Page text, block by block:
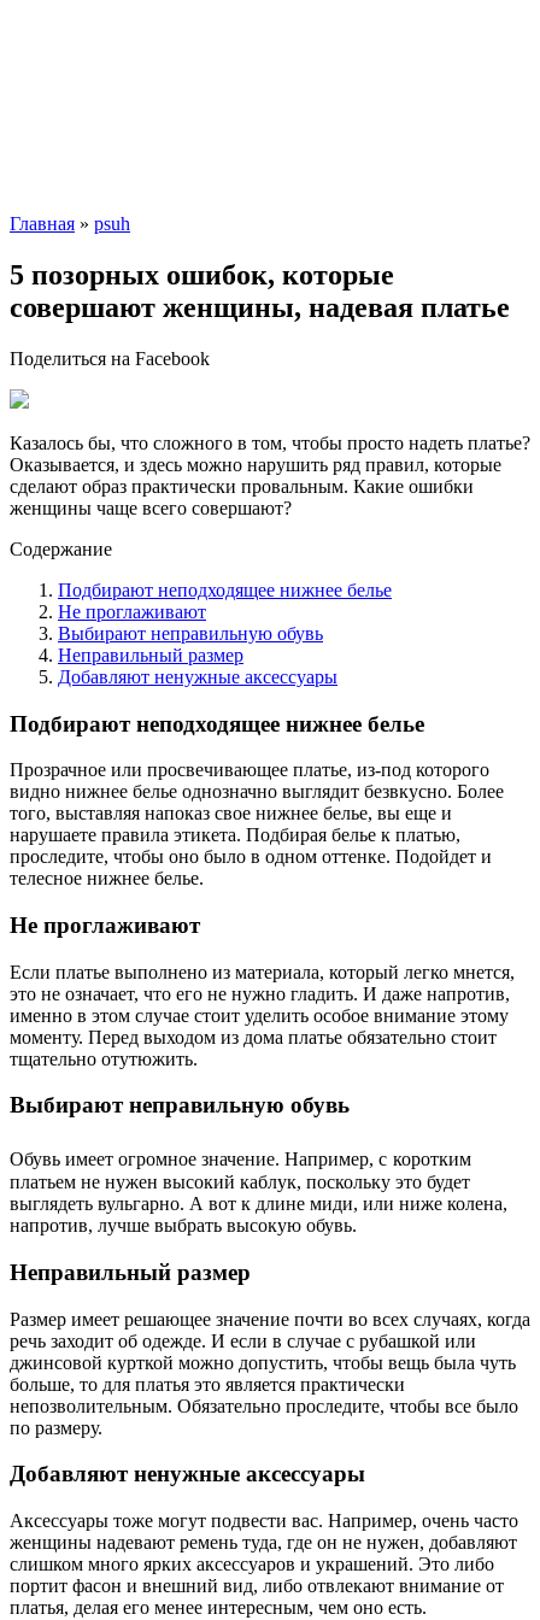
Главная » psuh
5 позорных ошибок, которые
совершают женщины, надевая платье
Поделиться на Facebook
Казалось бы, что сложного в том, чтобы просто надеть платье?
Оказывается, и здесь можно нарушить ряд правил, которые
сделают образ практически провальным. Какие ошибки
женщины чаще всего совершают?
Содержание
Подбирают неподходящее нижнее белье
Не проглаживают
Выбирают неправильную обувь
Неправильный размер
Добавляют ненужные аксессуары
Подбирают неподходящее нижнее белье
Прозрачное или просвечивающее платье, из-под которого
видно нижнее белье однозначно выглядит безвкусно. Более
того, выставляя напоказ свое нижнее белье, вы еще и
нарушаете правила этикета. Подбирая белье к платью,
проследите, чтобы оно было в одном оттенке. Подойдет и
телесное нижнее белье.
Не проглаживают
Если платье выполнено из материала, который легко мнется,
это не означает, что его не нужно гладить. И даже напротив,
именно в этом случае стоит уделить особое внимание этому
моменту. Перед выходом из дома платье обязательно стоит
тщательно отутюжить.
Выбирают неправильную обувь
Обувь имеет огромное значение. Например, с коротким
платьем не нужен высокий каблук, поскольку это будет
выглядеть вульгарно. А вот к длине миди, или ниже колена,
напротив, лучше выбрать высокую обувь.
Неправильный размер
Размер имеет решающее значение почти во всех случаях, когда
речь заходит об одежде. И если в случае с рубашкой или
джинсовой курткой можно допустить, чтобы вещь была чуть
больше, то для платья это является практически
непозволительным. Обязательно проследите, чтобы все было
по размеру.
Добавляют ненужные аксессуары
Аксессуары тоже могут подвести вас. Например, очень часто
женщины надевают ремень туда, где он не нужен, добавляют
слишком много ярких аксессуаров и украшений. Это либо
портит фасон и внешний вид, либо отвлекают внимание от
платья, делая его менее интересным, чем оно есть.